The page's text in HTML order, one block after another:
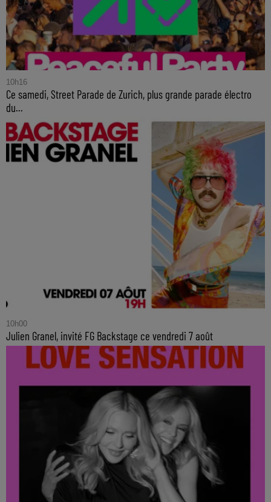
10h16
Ce samedi, Street Parade de Zurich, plus grande parade électro
du...
10h00
Julien Granel, invité FG Backstage ce vendredi 7 août